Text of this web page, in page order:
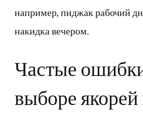
например, пиджак рабочий
накидка вечером.
Частые
выборе якорей